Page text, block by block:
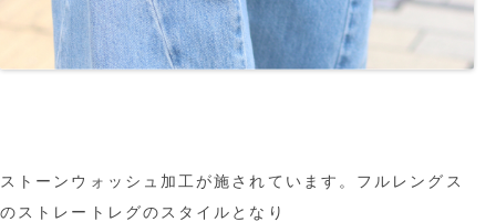
ストーンウォッシュ加工が施されています。フルレングス
のストレートレグのスタイルとなり